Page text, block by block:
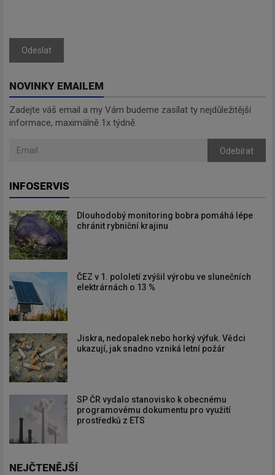
Odeslat
NOVINKY EMAILEM
Zadejte váš email a my Vám budeme zasílat ty nejdůležitější
informace, maximálně 1x týdně.
Odebírat
INFOSERVIS
Dlouhodobý monitoring bobra pomáhá lépe
chránit rybniční krajinu
ČEZ v 1. pololetí zvýšil výrobu ve slunečních
elektrárnách o 13 %
Jiskra, nedopalek nebo horký výfuk. Vědci
ukazují, jak snadno vzniká letní požár
SP ČR vydalo stanovisko k obecnému
programovému dokumentu pro využití
prostředků z ETS
NEJČTENĚJŠÍ